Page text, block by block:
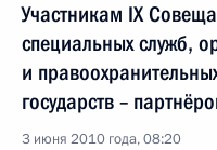
Участникам IX
специальных служб,
и
государств –
3 июня 2010 года, 08:20